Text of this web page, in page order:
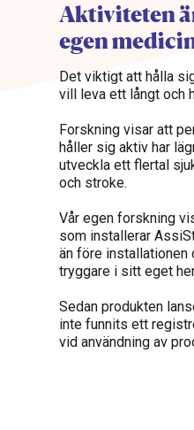
Aktiviteten
egen
Det viktigt att hålla
vill leva ett långt och
Forskning visar att
håller sig aktiv har
utveckla ett flertal
och stroke.
Vår egen forskning
som installerar
än före installationen
tryggare i sitt eget
Sedan produkten
inte funnits ett
vid användning av